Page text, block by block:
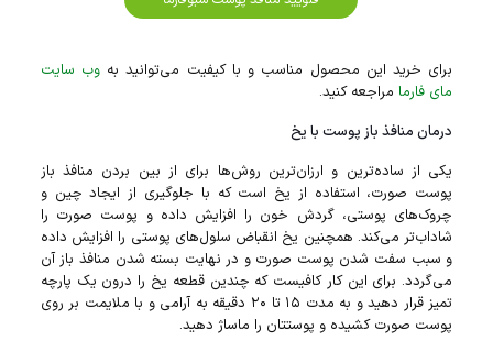
برای خرید این محصول مناسب و با کیفیت می‌توانید به وب سایت
مای فارمامراجعه کنید.
درمان منافذ باز پوست با یخ
یکی از ساده‌ترین و ارزان‌ترین روش‌ها برای از بین بردن منافذ باز
پوست صورت، استفاده از یخ است که با جلوگیری از ایجاد چین و
چروک‌های پوستی، گردش خون را افزایش داده و پوست صورت را
شاداب‌تر می‌کند. همچنین یخ انقباض سلول‌های پوستی را افزایش داده
و سبب سفت شدن پوست صورت و در نهایت بسته شدن منافذ باز آن
می‌گردد. برای این کار کافیست که چندین قطعه یخ را درون یک پارچه
تمیز قرار دهید و به مدت ۱۵ تا ۲۰ دقیقه به آرامی و با ملایمت بر روی
پوست صورت کشیده و پوستتان را ماساژ دهید.